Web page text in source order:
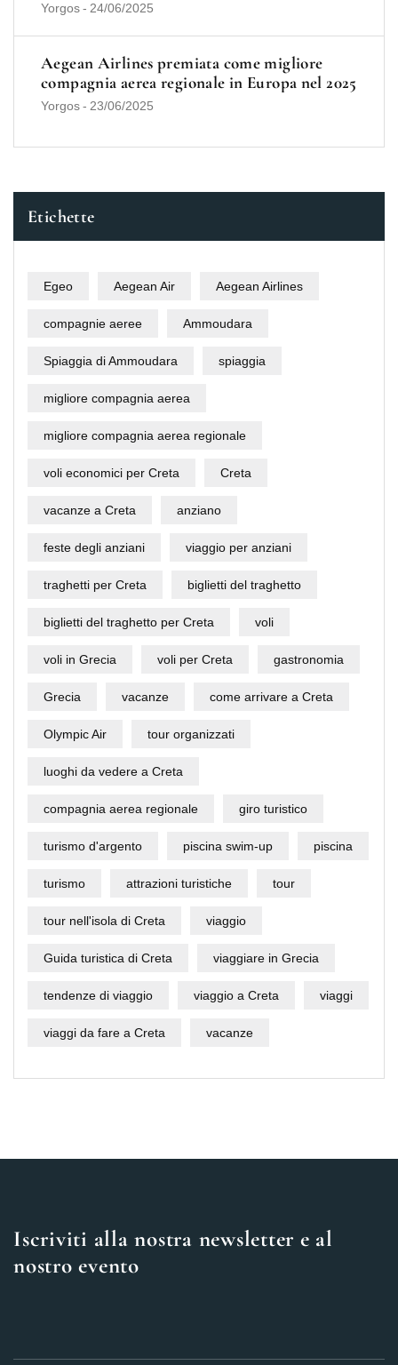
Yorgos- 24/06/2025
Aegean Airlines premiata come migliore
compagnia aerea regionale in Europa nel 2025
Yorgos- 23/06/2025
Etichette
Egeo Aegean Air Aegean Airlines
compagnie aeree Ammoudara
Spiaggia di Ammoudara spiaggia
migliore compagnia aerea
migliore compagnia aerea regionale
voli economici per Creta Creta
vacanze a Creta anziano
feste degli anziani viaggio per anziani
traghetti per Creta biglietti del traghetto
biglietti del traghetto per Creta voli
voli in Grecia voli per Creta gastronomia
Grecia vacanze come arrivare a Creta
Olympic Air tour organizzati
luoghi da vedere a Creta
compagnia aerea regionale giro turistico
turismo d'argento piscina swim-up piscina
turismo attrazioni turistiche tour
tour nell'isola di Creta viaggio
Guida turistica di Creta viaggiare in Grecia
tendenze di viaggio viaggio a Creta viaggi
viaggi da fare a Creta vacanze
Iscriviti alla nostra newsletter e al
nostro evento